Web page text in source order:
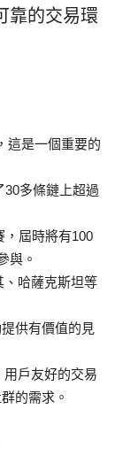
靠的交易環
這是一個重要的
30多條鏈上超過
，屆時將有100
與。
、哈薩克斯坦等
供有價值的見
戶友好的交易
的需求。